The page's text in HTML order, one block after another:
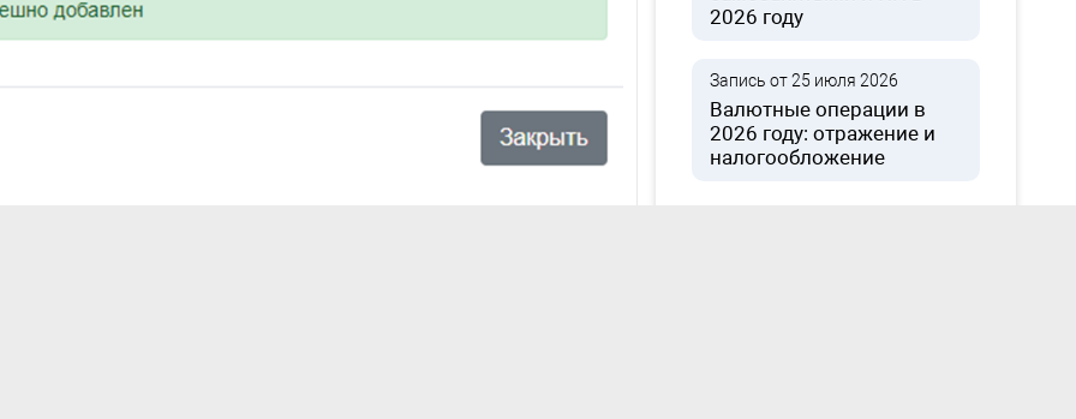
2026 году
Запись от 25 июля 2026
Валютные операции в
2026 году: отражение и
налогообложение